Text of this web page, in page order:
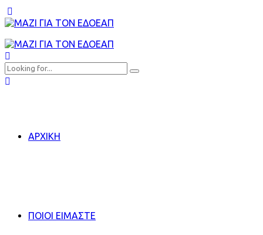
ΑΡΧΙΚΗ
ΠΟΙΟΙ ΕΙΜΑΣΤΕ